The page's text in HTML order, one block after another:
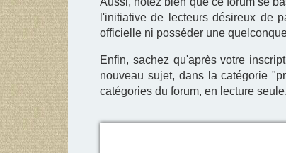
l'initiative de lecteurs désireux de
officielle ni posséder une
Enfin, sachez qu'après votre
nouveau sujet, dans la catégorie
catégories du forum, en lecture seule.